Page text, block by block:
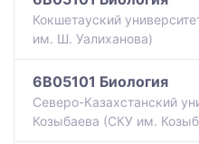
Кокшетауский
им. Ш. Уалиханова)
6B05101 Биология
Северо-Казахстанский
Козыбаева (СКУ им.